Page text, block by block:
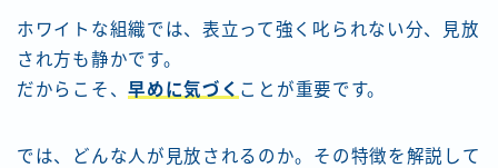
ホワイトな組織では、表立って強く叱られない分、見放
され方も静かです。
だからこそ、早めに気づく ことが重要です。
では、どんな人が見放されるのか。その特徴を解説して